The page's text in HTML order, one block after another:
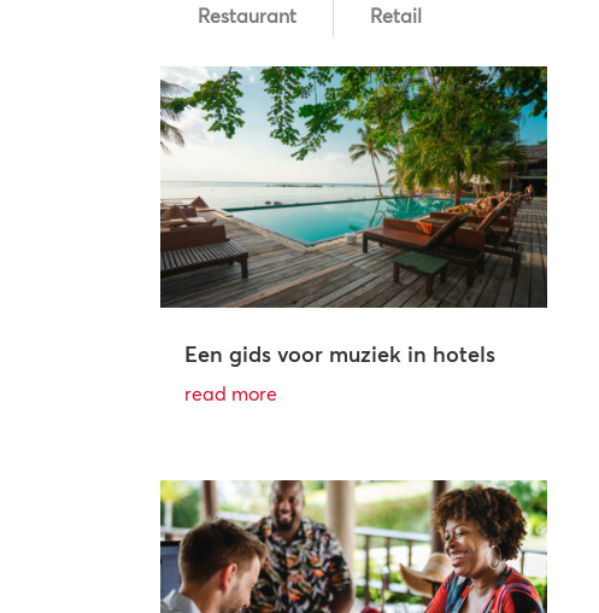
Restaurant
Retail
Een gids voor muziek in hotels
read more